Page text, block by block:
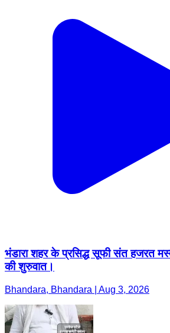
भंडारा शहर के प्रसिद्ध सूफी संत हजरत
की शुरुवात।
Bhandara, Bhandara | Aug 3, 2026